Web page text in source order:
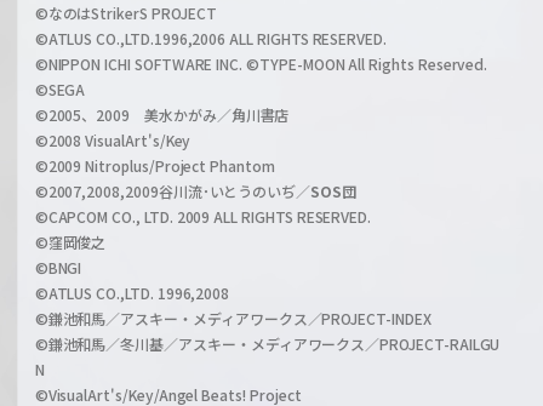
h
a
n
l
©なのはStrikerS PROJECT
©ATLUS CO.,LTD.1996,2006 ALL RIGHTS RESERVED.
©NIPPON ICHI SOFTWARE INC. ©TYPE-MOON All Rights Reserved.
©SEGA
©2005、2009 美水かがみ／角川書店
©2008 VisualArt's/Key
©2009 Nitroplus/Project Phantom
©2007,2008,2009谷川流･いとうのいぢ／SOS団
©CAPCOM CO., LTD. 2009 ALL RIGHTS RESERVED.
©窪岡俊之
©BNGI
©ATLUS CO.,LTD. 1996,2008
©鎌池和馬／アスキー・メディアワークス／PROJECT-INDEX
©鎌池和馬／冬川基／アスキー・メディアワークス／PROJECT-RAILGU
N
©VisualArt's/Key/Angel Beats! Project